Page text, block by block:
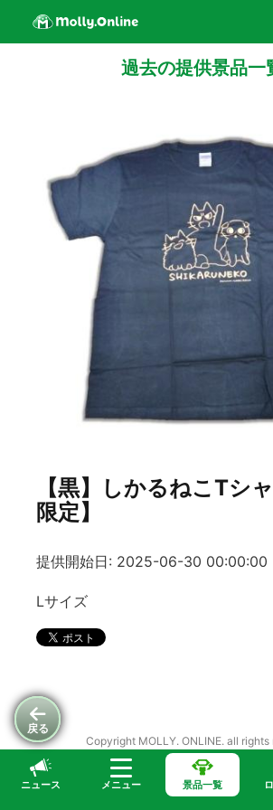
ニュース メニュー 景品一覧
戻る
過去の提供景品一
【黒】しかるねこTシ
限定】
提供開始日: 2025-06-30 00:00:00
Lサイズ
Copyright MOLLY. ONLINE. all rights